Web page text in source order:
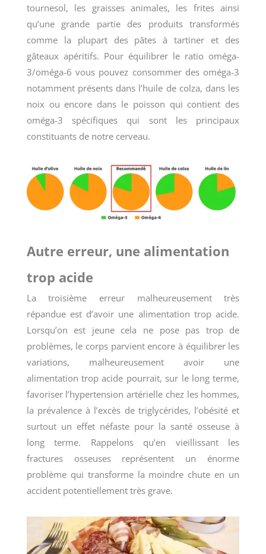
tournesol, les graisses animales, les frites ainsi
qu’une grande partie des produits transformés
comme la plupart des pâtes à tartiner et des
gâteaux apéritifs. Pour équilibrer le ratio oméga-
3/oméga-6 vous pouvez consommer des oméga-3
notamment présents dans l’huile de colza, dans les
noix ou encore dans le poisson qui contient des
oméga-3 spécifiques qui sont les principaux
constituants de notre cerveau.
Autre erreur, une alimentation
trop acide
La troisième erreur malheureusement très
répandue est d’avoir une alimentation trop acide.
Lorsqu’on est jeune cela ne pose pas trop de
problèmes, le corps parvient encore à équilibrer les
variations, malheureusement avoir une
alimentation trop acide pourrait, sur le long terme,
favoriser l’hypertension artérielle chez les hommes,
la prévalence à l’excès de triglycérides, l’obésité et
surtout un effet néfaste pour la santé osseuse à
long terme. Rappelons qu’en vieillissant les
fractures osseuses représentent un énorme
problème qui transforme la moindre chute en un
accident potentiellement très grave.